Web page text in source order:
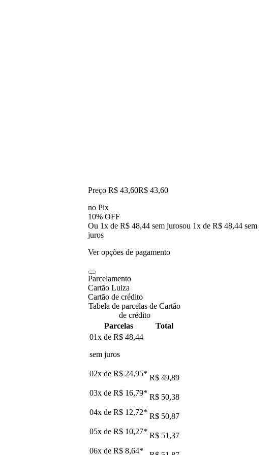
Preço R$ 43,60R$ 43,60
no Pix
10% OFF
Ou 1x de R$ 48,44 sem jurosou 1x de R$ 48,44 sem
juros
Ver opções de pagamento
Parcelamento
Cartão Luiza
Cartão de crédito
Tabela de parcelas de Cartão
de crédito
Parcelas
Total
01x de R$ 48,44
sem juros
02x de R$ 24,95* R$ 49,89
03x de R$ 16,79* R$ 50,38
04x de R$ 12,72* R$ 50,87
05x de R$ 10,27* R$ 51,37
06x de R$ 8,64*